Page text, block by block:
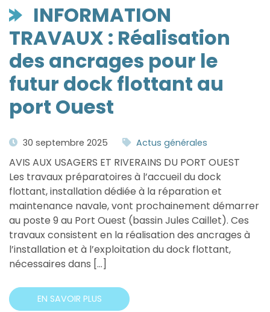
INFORMATION
TRAVAUX : Réalisation
des ancrages pour le
futur dock flottant au
port Ouest
30 septembre 2025 Actus générales
AVIS AUX USAGERS ET RIVERAINS DU PORT OUEST
Les travaux préparatoires à l’accueil du dock
flottant, installation dédiée à la réparation et
maintenance navale, vont prochainement démarrer
au poste 9 au Port Ouest (bassin Jules Caillet). Ces
travaux consistent en la réalisation des ancrages à
l’installation et à l’exploitation du dock flottant,
nécessaires dans […]
EN SAVOIR PLUS